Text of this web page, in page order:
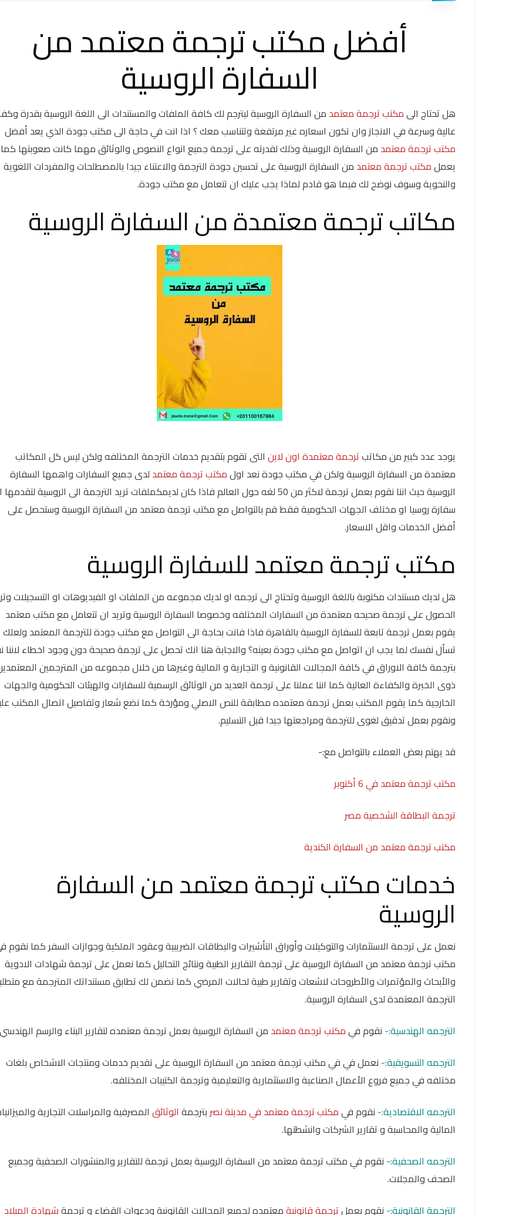
أفضل مكتب ترجمة معتمد من
السفارة الروسية
هل تحتاج الىمكتب ترجمة معتمد من السفارة الروسية ليترجم لك كافة الملفات والمستندات الى اللغة الروسية بقدرة
عالية وسرعة في الانجاز وان تكون اسعاره غير مرتفعة وتتناسب معك ؟ اذا انت في حاجة الى مكتب جودة الذي يعد أفضل
مكتب ترجمة معتمد من السفارة الروسية وذلك لقدرته على ترجمة جميع انواع النصوص والوثائق مهما كانت صعوبتها كما
يعملمكتب ترجمة معتمد من السفارة الروسية على تحسين جودة الترجمة والاعتناء جيدا بالمصطلحات والمفردات اللغوية
والنحوية وسوف نوضح لك فيما هو قادم لماذا يجب عليك ان تتعامل مع مكتب جودة.
مكاتب ترجمة معتمدة من السفارة الروسية
يوجد عدد كبير من مكاتبترجمة معتمدة اون لاين التى تقوم بتقديم خدمات الترجمة المختلفه ولكن ليس كل المكاتب
معتمدة من السفارة الروسية ولكن في مكتب جودة نعد اولمكتب ترجمة معتمد لدى جميع السفارات واهمها السفارة
الروسية حيث اننا نقوم بعمل ترجمة لاكثر من 50 لغه حول العالم فاذا كان لديمكملفات تريد الترجمة الى الروسية
سفارة روسيا او مختلف الجهات الحكومية فقط قم بالتواصل مع مكتب ترجمة معتمد من السفارة الروسية وستحصل على
أفضل الخدمات واقل الاسعار.
مكتب ترجمة معتمد للسفارة الروسية
هل لديك مستندات مكتوبة باللغة الروسية وتحتاج الى ترجمه او لديك مجموعه من الملفات او الفيديوهات او التسجيلات
الحصول على ترجمة صحيحه معتمدة من السفارات المختلفه وخصوصا السفارة الروسية وتريد ان تتعامل مع مكتب معتمد
يقوم بعمل ترجمة تابعة للسفارة الروسية بالقاهرة فاذا فانت بحاجة الى التواصل مع مكتب جودة للترجمة المعتمد ولعلك
تسأل نفسك لما يجب ان اتواصل مع مكتب جودة بعينه؟ والاجابة هنا انك تحصل على ترجمة صحيحة دون وجود اخطاء لاننا
بترجمة كافة الاوراق في كافة المجالات القانونية و التجارية و المالية وغيرها من خلال مجموعه من المترجمين
ذوى الخبرة والكفاءة العالية كما اننا عملنا على ترجمة العديد من الوثائق الرسمية للسفارات والهيئات الحكومية والجهات
الخارجية كما يقوم المكتب بعمل ترجمة معتمده مطابقة للنص الاصلي ومؤرخة كما نضع شعار وتفاصيل اتصال المكتب
ونقوم بعمل تدقيق لغوى للترجمة ومراجعتها جيدا قبل التسليم.
قد يهتم بعض العملاء بالتواصل مع:-
مكتب ترجمة معتمد في 6 أكتوبر
ترجمة البطاقة الشخصية مصر
مكتب ترجمة معتمد من السفارة الكندية
خدمات مكتب ترجمة معتمد من السفارة
الروسية
نعمل على ترجمة الاستثمارات والتوكيلات وأوراق التأشيرات والبطاقات الضريبية وعقود الملكية وجوازات السفر كما نقوم
مكتب ترجمة معتمد من السفارة الروسية على ترجمة التقارير الطبية ونتائج التحاليل كما نعمل على ترجمة شهادات الادوية
والأبحاث والمؤتمرات والأطروحات لاشعات وتقارير طبية لحالات المرضي كما نضمن لك تطابق مستنداتك المترجمة مع
الترجمة المعتمدة لدى السفارة الروسية.
الترجمه الهندسية:- نقوم فيمكتب ترجمة معتمد من السفارة الروسية بعمل ترجمة معتمده لتقارير البناء والرسم
الترجمه التسويقية:- نعمل في في مكتب ترجمة معتمد من السفارة الروسية على تقديم خدمات ومنتجات الاشخاص بلغات
مختلفه في جميع فروع الأعمال الصناعية والاستثمارية والتعليمية وترجمة الكتيبات المختلفه.
الترجمه الاقتصادية:- نقوم فيمكتب ترجمة معتمد في مدينة نصر بترجمة الوثائق المصرفية والمراسلات التجارية
المالية والمحاسبة و تقارير الشركات وانشطتها.
الترجمه الصحفية:- نقوم في مكتب ترجمة معتمد من السفارة الروسية بعمل ترجمة للتقارير والمنشورات الصحفية وجميع
الصحف والمجلات.
الترجمة القانونية:- نقوم بعملترجمة قانونيةمعتمده لجميع المجالات القانونية ودعوات القضاء و ترجمةشهادة الميلاد